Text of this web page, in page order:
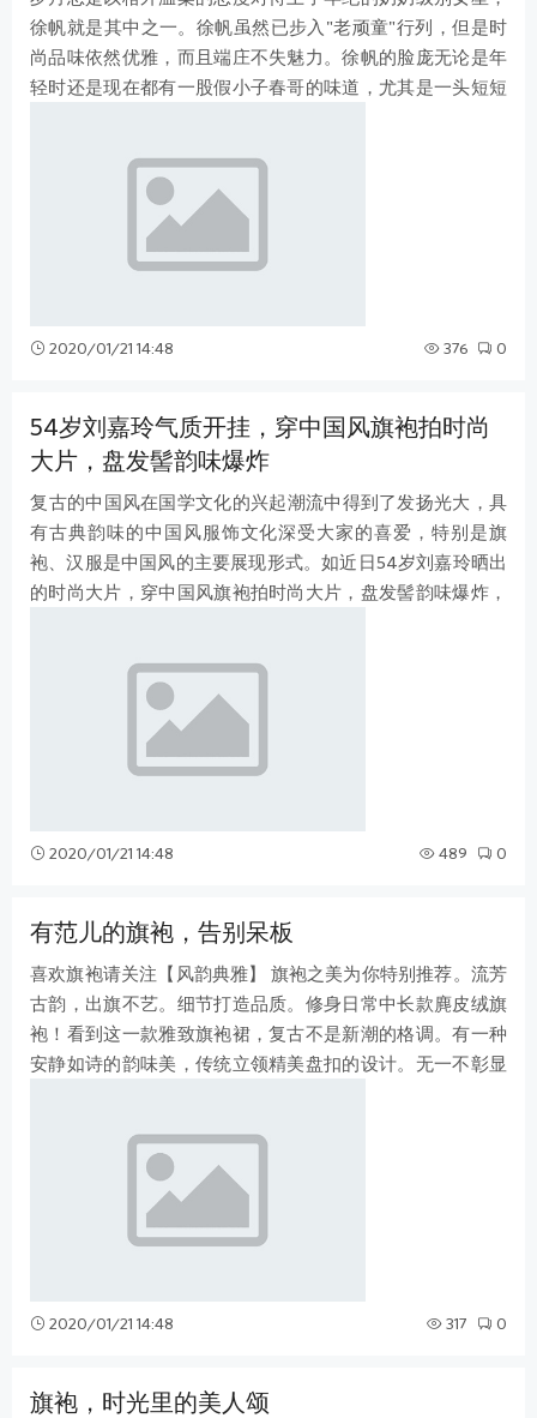
徐帆就是其中之一。徐帆虽然已步入"老顽童"行列，但是时
尚品味依然优雅，而且端庄不失魅力。徐帆的脸庞无论是年
轻时还是现在都有一股假小子春哥的味道，尤其是一头短短
2020/01/21 14:48 376 0
54岁刘嘉玲气质开挂，穿中国风旗袍拍时尚
大片，盘发髻韵味爆炸
​复古的中国风在国学文化的兴起潮流中得到了发扬光大，具
有古典韵味的中国风服饰文化深受大家的喜爱，特别是旗
袍、汉服是中国风的主要展现形式。如近日54岁刘嘉玲晒出
的时尚大片，穿中国风旗袍拍时尚大片，盘发髻韵味爆炸，
2020/01/21 14:48 489 0
有范儿的旗袍，告别呆板
喜欢旗袍请关注【风韵典雅】 旗袍之美为你特别推荐。流芳
古韵，出旗不艺。细节打造品质。修身日常中长款麂皮绒旗
袍！看到这一款雅致旗袍裙，复古不是新潮的格调。有一种
安静如诗的韵味美，传统立领精美盘扣的设计。无一不彰显
2020/01/21 14:48 317 0
旗袍，时光里的美人颂